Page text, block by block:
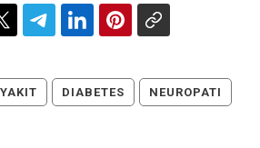
DIABETES NEUROPATI